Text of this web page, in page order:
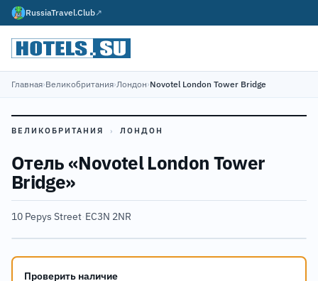
RussiaTravel.Club↗
Главная›Великобритания›Лондон›Novotel London Tower Bridge
ВЕЛИКОБРИТАНИЯ › ЛОНДОН
Отель «Novotel London Tower
Bridge»
10 Pepys Street·EC3N 2NR
Проверить наличие